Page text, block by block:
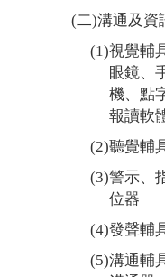
(二)溝通及資
(1)視覺輔
眼鏡、
機、點
報讀軟
(2)聽覺輔
(3)警示、
位器
(4)發聲輔
(5)溝通輔